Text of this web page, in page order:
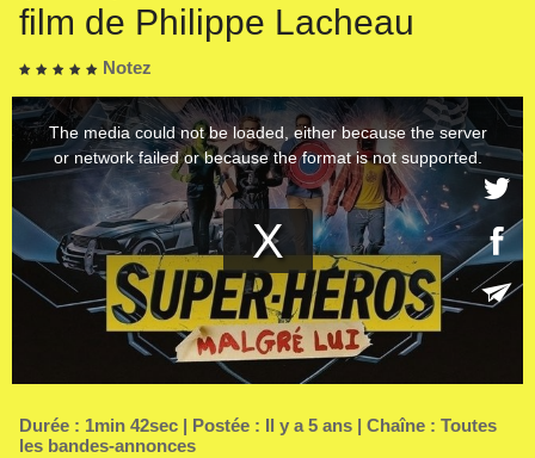
film de Philippe Lacheau
Notez
Durée : 1min 42sec | Postée : Il y a 5 ans | Chaîne : Toutes
les bandes-annonces